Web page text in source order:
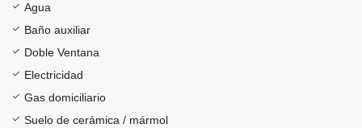
Agua
Baño auxiliar
Doble Ventana
Electricidad
Gas domiciliario
Suelo de cerámica / mármol